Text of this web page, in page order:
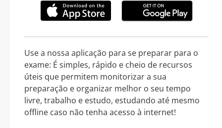
Use a nossa aplicação para se preparar para o
exame: É simples, rápido e cheio de recursos
úteis que permitem monitorizar a sua
preparação e organizar melhor o seu tempo
livre, trabalho e estudo, estudando até mesmo
offline caso não tenha acesso à internet!